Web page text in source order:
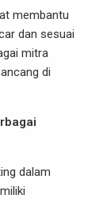
membantu
dan sesuai
mitra
di
dalam